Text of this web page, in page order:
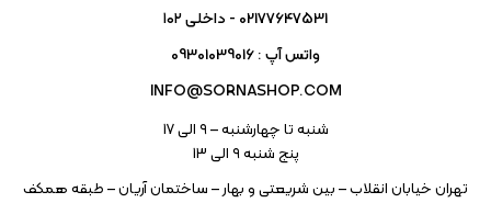
02177647531 - داخلی ۱۰۲
واتس آپ : 09301039016
INFO@SORNASHOP.COM
شنبه تا چهارشنبه – ۹ الی 17
پنج شنبه ۹ الی 13
تهران خیابان انقلاب – بین شریعتی و بهار – ساختمان آریان – طبقه همکف